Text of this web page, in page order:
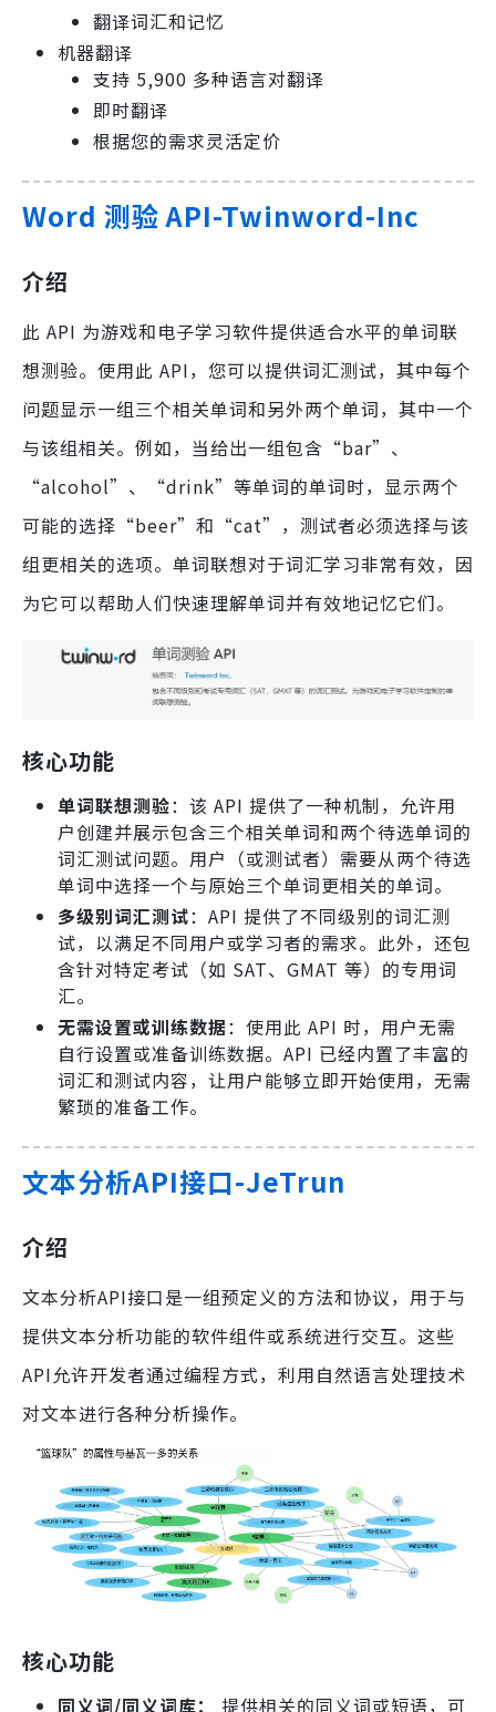
翻译词汇和记忆
机器翻译
支持 5,900 多种语言对翻译
即时翻译
根据您的需求灵活定价
Word 测验 API-Twinword-Inc
介绍
此 API 为游戏和电子学习软件提供适合水平的单词联
想测验。使用此 API，您可以提供词汇测试，其中每个
问题显示一组三个相关单词和另外两个单词，其中一个
与该组相关。例如，当给出一组包含“bar”、
“alcohol”、“drink”等单词的单词时，显示两个
可能的选择“beer”和“cat”，测试者必须选择与该
组更相关的选项。单词联想对于词汇学习非常有效，因
为它可以帮助人们快速理解单词并有效地记忆它们。
核心功能
单词联想测验：该 API 提供了一种机制，允许用
户创建并展示包含三个相关单词和两个待选单词的
词汇测试问题。用户（或测试者）需要从两个待选
单词中选择一个与原始三个单词更相关的单词。
多级别词汇测试：API 提供了不同级别的词汇测
试，以满足不同用户或学习者的需求。此外，还包
含针对特定考试（如 SAT、GMAT 等）的专用词
汇。
无需设置或训练数据：使用此 API 时，用户无需
自行设置或准备训练数据。API 已经内置了丰富的
词汇和测试内容，让用户能够立即开始使用，无需
繁琐的准备工作。
文本分析API接口-JeTrun
介绍
文本分析API接口是一组预定义的方法和协议，用于与
提供文本分析功能的软件组件或系统进行交互。这些
API允许开发者通过编程方式，利用自然语言处理技术
对文本进行各种分析操作。
核心功能
同义词/同义词库：
提供相关的同义词或短语，可